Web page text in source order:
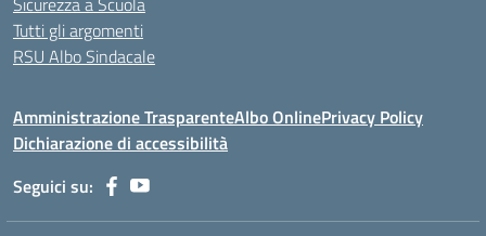
Tutti gli argomenti
RSU Albo Sindacale
Amministrazione TrasparenteAlbo OnlinePrivacy Policy
Dichiarazione di accessibilità
Seguici su: